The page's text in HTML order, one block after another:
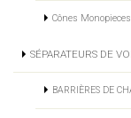
Cônes
SÉPARATEURS DE
BARRIÈRES DE